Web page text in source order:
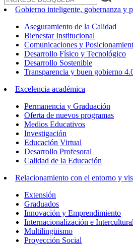
Gobierno inteligente, gobernanza y
Aseguramiento de la Calidad
Bienestar Institucional
Comunicaciones y
Desarrollo Físico y Tecnológico
Desarrollo Sostenible
Transparencia y buen gobierno
Excelencia académica
Permanencia y Graduación
Oferta de nuevos programas
Medios Educativos
Investigación
Educación Virtual
Desarrollo Profesoral
Calidad de la Educación
Relacionamiento con el entorno y
Extensión
Graduados
Innovación y Emprendimiento
Internacionalización e
Multilingüismo
Proyección Social